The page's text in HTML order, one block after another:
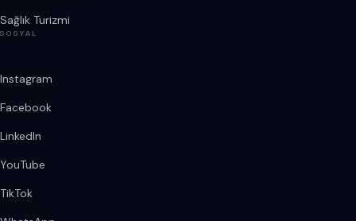
Sağlık Turizmi
SOSYAL
Instagram
Facebook
LinkedIn
YouTube
TikTok